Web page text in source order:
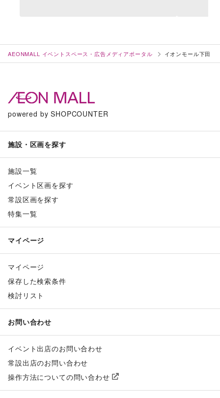
AEONMALL イベントスペース・広告メディアポータル イオンモール下田
powered by SHOPCOUNTER
施設・区画を探す
施設一覧
イベント区画を探す
常設区画を探す
特集一覧
マイページ
マイページ
保存した検索条件
検討リスト
お問い合わせ
イベント出店のお問い合わせ
常設出店のお問い合わせ
操作方法についての問い合わせ